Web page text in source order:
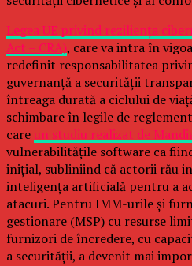
Legea UE privind reziliența
Act – CRA), care va intra în
redefinit responsabilitatea
guvernanță a securității
întreaga durată a ciclului de
schimbare în legile de
careun studiu realizat de
vulnerabilitățile software ca
inițial, subliniind că actorii rău
inteligența artificială pentru a
atacuri. Pentru IMM-urile și
gestionare (MSP) cu resurse
furnizori de încredere, cu
a securității, a devenit mai